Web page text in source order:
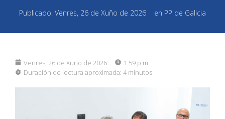
Publicado: Venres, 26 de Xuño de 2026 en PP de Galicia
Venres, 26 de Xuño de 2026
1:59 p.m.
Duración de lectura aproximada: 4 minutos